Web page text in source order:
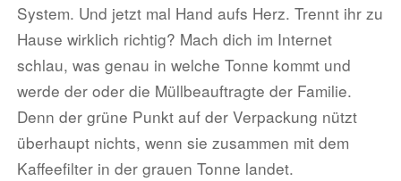
System. Und jetzt mal Hand aufs Herz. Trennt ihr zu
Hause wirklich richtig? Mach dich im Internet
schlau, was genau in welche Tonne kommt und
werde der oder die Müllbeauftragte der Familie.
Denn der grüne Punkt auf der Verpackung nützt
überhaupt nichts, wenn sie zusammen mit dem
Kaffeefilter in der grauen Tonne landet.